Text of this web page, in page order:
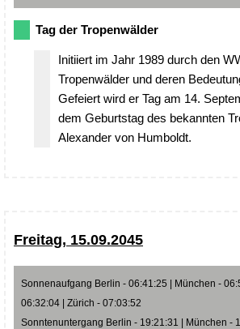
Tag der Tropenwälder
Initiiert im Jahr 1989 durch den
Tropenwälder und deren
Gefeiert wird er Tag am 14.
dem Geburtstag des bekannten
Alexander von Humboldt.
Freitag, 15.09.2045
Sonnenaufgang Berlin - 06:41:25 | München -
06:32:04 | Zürich - 07:03:52
Sonntenuntergang Berlin - 19:21:31 | München -